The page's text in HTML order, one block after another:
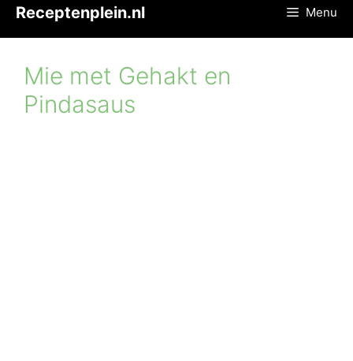
inhoud
Receptenplein.nl Menu
Mie met Gehakt en
Pindasaus